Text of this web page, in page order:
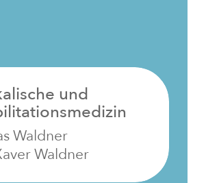
und
Waldner
Waldner